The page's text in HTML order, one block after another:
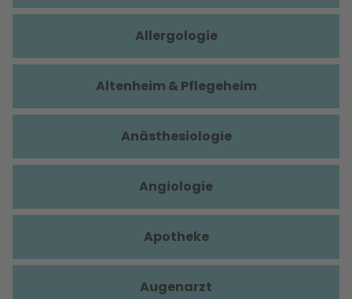
Allergologie
Altenheim & Pflegeheim
Anästhesiologie
Angiologie
Apotheke
Augenarzt